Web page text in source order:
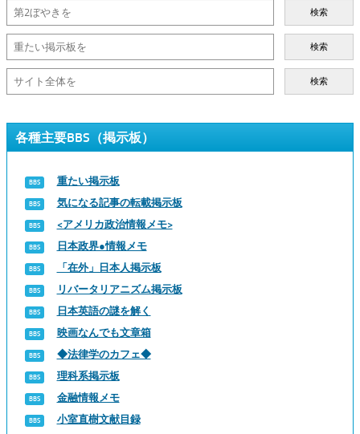
検索
検索
検索
各種主要BBS（掲示板）
重たい掲示板
気になる記事の転載掲示板
<アメリカ政治情報メモ>
日本政界●情報メモ
「在外」日本人掲示板
リバータリアニズム掲示板
日本英語の謎を解く
映画なんでも文章箱
◆法律学のカフェ◆
理科系掲示板
金融情報メモ
小室直樹文献目録